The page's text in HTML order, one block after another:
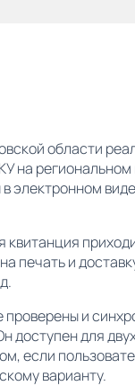
области
на региональном
электронном
печать и
и
доступен для
если
варианту.